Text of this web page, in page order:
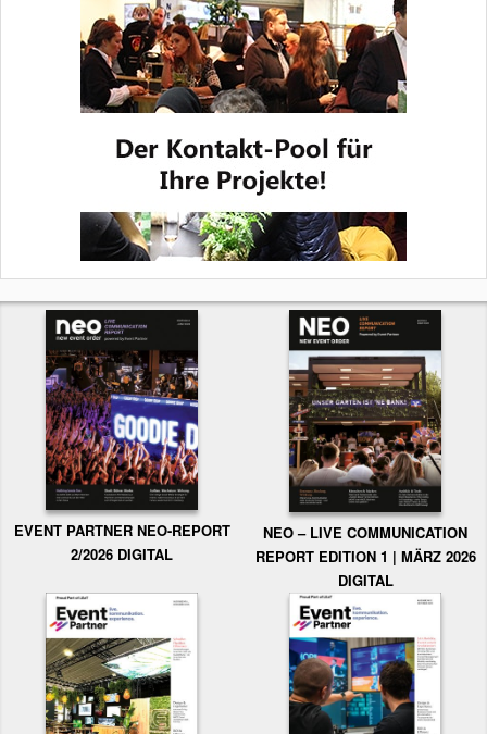
EVENT PARTNER NEO-REPORT
2/2026 DIGITAL
NEO – LIVE COMMUNICATION
REPORT EDITION 1 | MÄRZ 2026
DIGITAL